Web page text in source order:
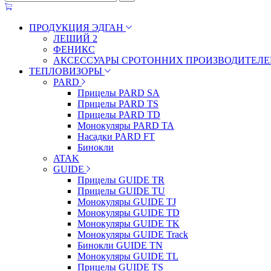
ПРОДУКЦИЯ ЭДГАН
ЛЕШИЙ 2
ФЕНИКС
АКСЕССУАРЫ СРОТОННИХ
ТЕПЛОВИЗОРЫ
PARD
Прицелы PARD SA
Прицелы PARD TS
Прицелы PARD TD
Монокуляры PARD TA
Насадки PARD FT
Бинокли
ATAK
GUIDE
Прицелы GUIDE TR
Прицелы GUIDE TU
Монокуляры GUIDE TJ
Монокуляры GUIDE TD
Монокуляры GUIDE TK
Монокуляры GUIDE Track
Бинокли GUIDE TN
Монокуляры GUIDE TL
Прицелы GUIDE TS